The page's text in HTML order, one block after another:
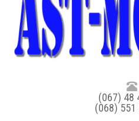
(067) 48
(068) 551